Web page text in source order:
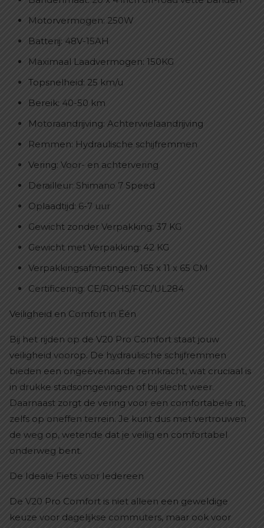
Motorvermogen: 250W
Batterij: 48V-15AH
Maximaal Laadvermogen: 150KG
Topsnelheid: 25 km/u
Bereik: 40-50 km
Motoraandrijving: Achterwielaandrijving
Remmen: Hydraulische schijfremmen
Vering: Voor- en achtervering
Derailleur: Shimano 7 Speed
Oplaadtijd: 6-7 uur
Gewicht zonder Verpakking: 37 KG
Gewicht met Verpakking: 42 KG
Verpakkingsafmetingen: 165 x 11 x 65 CM
Certificering: CE/ROHS/FCC/UL284
Veiligheid en Comfort in Één
Bij het rijden op de V20 Pro Comfort staat jouw
veiligheid voorop. De hydraulische schijfremmen
bieden een ongeëvenaarde remkracht, wat cruciaal is
in drukke stadsomgevingen of bij slecht weer.
Daarnaast zorgt de vering voor een comfortabele rit,
zelfs op oneffen terrein. Je kunt dus met vertrouwen
de weg op, wetende dat je veilig en comfortabel
onderweg bent.
De Ideale Fiets voor Iedereen
De V20 Pro Comfort is niet alleen een geweldige
keuze voor dagelijkse commuters, maar ook voor